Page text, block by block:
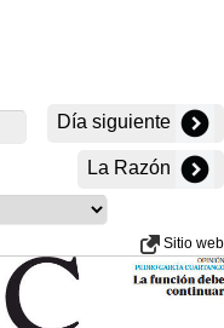
Día siguiente
La Razón
Sitio web